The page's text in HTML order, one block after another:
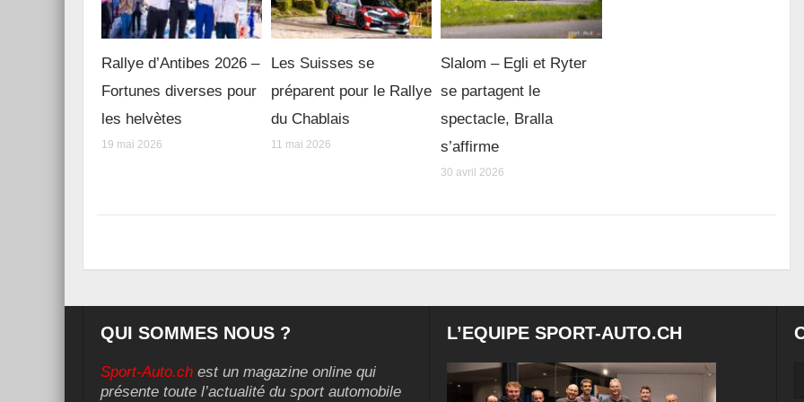
Rallye d’Antibes 2026 –
Fortunes diverses pour
les helvètes
19 mai 2026
Les Suisses se
préparent pour le Rallye
du Chablais
11 mai 2026
Slalom – Egli et Ryter
se partagent le
spectacle, Bralla
s’affirme
30 avril 2026
QUI SOMMES NOUS ?
Sport-Auto.ch est un magazine online qui
présente toute l’actualité du sport automobile
L’EQUIPE SPORT-AUTO.CH